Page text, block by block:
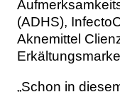
(ADHS),
Aknemittel
„Schon in